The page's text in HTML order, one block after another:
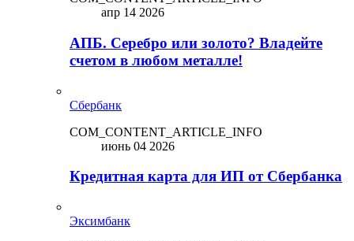
апр 14 2026
АПБ. Серебро или золото? Владейте
счетом в любом металле!
Сбербанк
COM_CONTENT_ARTICLE_INFO
июнь 04 2026
Кредитная карта для ИП от Сбербанка
Эксимбанк